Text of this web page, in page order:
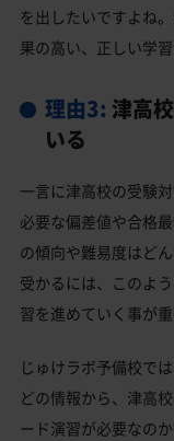
を出したいですよね
果の高い、正しい学
理由3: 津高
いる
一言に津高校の受験
必要な偏差値や合格
の傾向や難易度はど
受かるには、このよ
習を進めていく事が重
じゅけラボ予備校で
どの情報から、津高
ード演習が必要なの